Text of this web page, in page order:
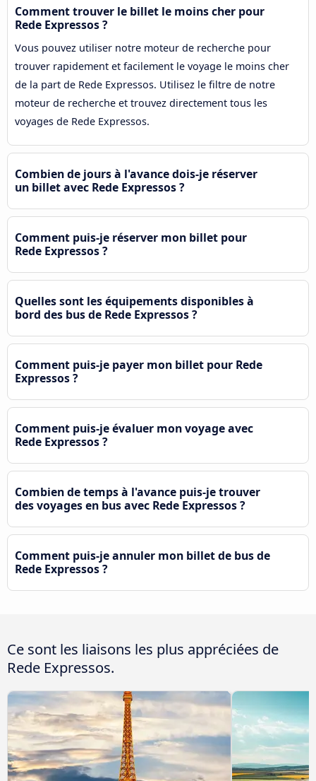
Comment trouver le billet le moins cher pour
Rede Expressos ?
Vous pouvez utiliser notre moteur de recherche pour
trouver rapidement et facilement le voyage le moins cher
de la part de Rede Expressos. Utilisez le filtre de notre
moteur de recherche et trouvez directement tous les
voyages de Rede Expressos.
Combien de jours à l'avance dois-je réserver
un billet avec Rede Expressos ?
Comment puis-je réserver mon billet pour
Rede Expressos ?
Quelles sont les équipements disponibles à
bord des bus de Rede Expressos ?
Comment puis-je payer mon billet pour Rede
Expressos ?
Comment puis-je évaluer mon voyage avec
Rede Expressos ?
Combien de temps à l'avance puis-je trouver
des voyages en bus avec Rede Expressos ?
Comment puis-je annuler mon billet de bus de
Rede Expressos ?
Ce sont les liaisons les plus appréciées de
Rede Expressos.